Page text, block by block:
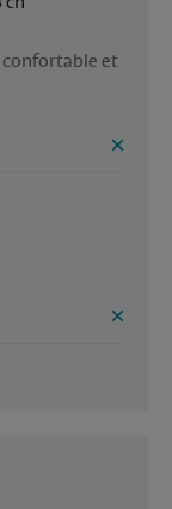
confortable et